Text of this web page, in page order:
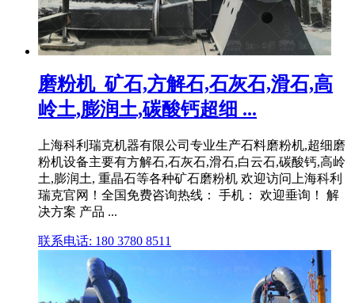
磨粉机_矿石,方解石,石灰石,滑石,高
岭土,膨润土,碳酸钙超细 ...
上海科利瑞克机器有限公司专业生产石料磨粉机,超细磨
粉机设备主要有方解石,石灰石,滑石,白云石,碳酸钙,高岭
土,膨润土, 重晶石等各种矿石磨粉机 欢迎访问上海科利
瑞克官网！全国免费咨询热线： 手机： 欢迎垂询！ 解
决方案 产品 ...
联系电话: 180 3780 8511